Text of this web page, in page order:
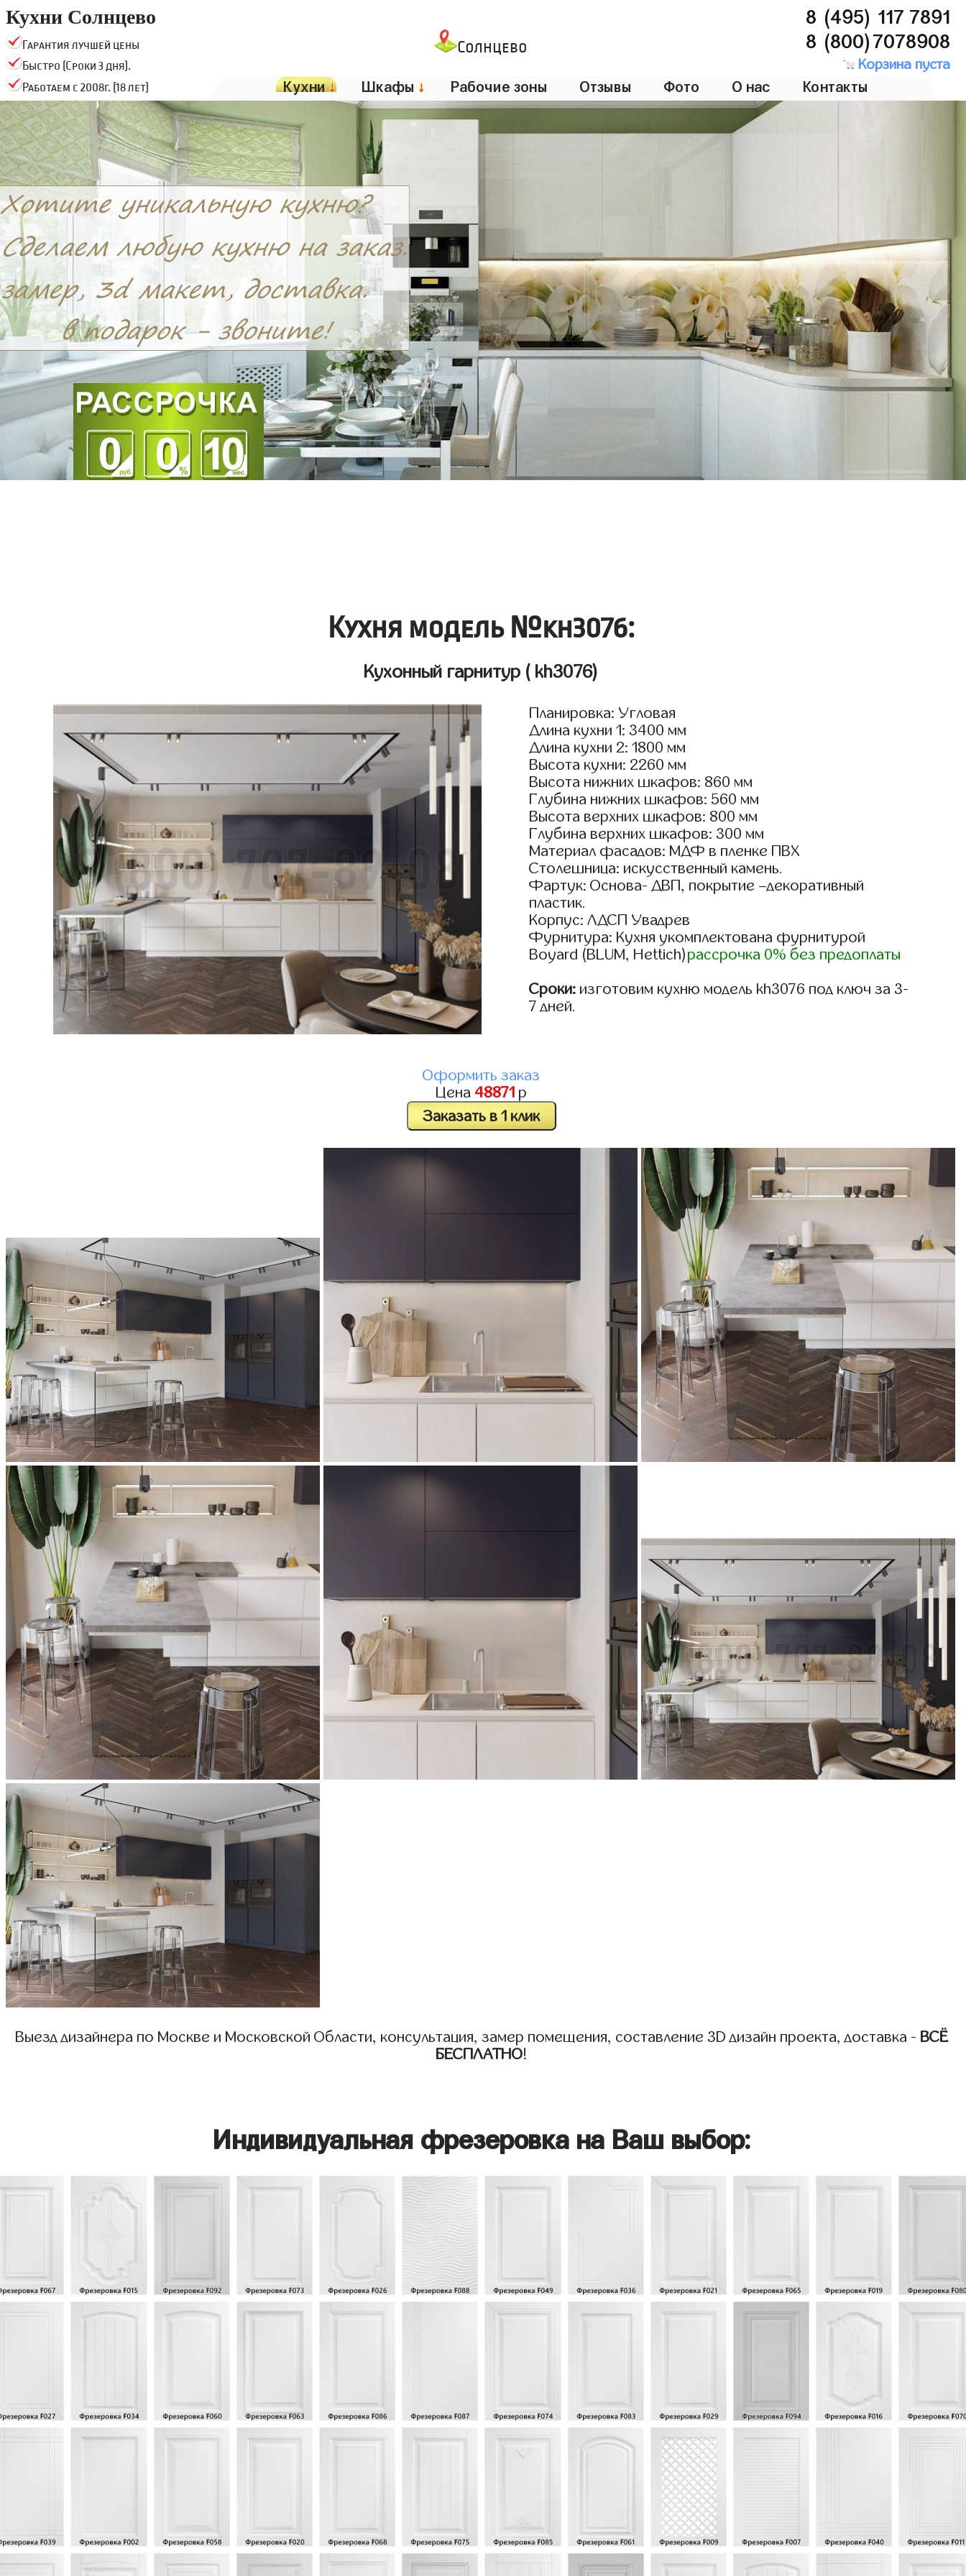
Кухни Солнцево
Гарантия лучшей цены
Быстро (Сроки 3 дня).
Работаем с 2008г. (18 лет)
Солнцево
8 (495) 117 7891
8 (800)7078908
Корзина пуста
Кухни↓ Шкафы ↓ Рабочие зоны Отзывы Фото О нас Контакты
Кухня модель №kh3076:
Кухонный гарнитур ( kh3076)
Планировка: Угловая
Длина кухни 1: 3400 мм
Длина кухни 2: 1800 мм
Высота кухни: 2260 мм
Высота нижних шкафов: 860 мм
Глубина нижних шкафов: 560 мм
Высота верхних шкафов: 800 мм
Глубина верхних шкафов: 300 мм
Материал фасадов: МДФ в пленке ПВХ
Столешница: искусственный камень.
Фартук: Основа- ДВП, покрытие –декоративный
пластик.
Корпус: ЛДСП Увадрев
Фурнитура: Кухня укомплектована фурнитурой
Boyard (BLUM, Hettich)рассрочка 0% без предоплаты
Сроки: изготовим кухню модель kh3076 под ключ за 3-
7 дней.
Оформить заказ
Цена 48871 р
Заказать в 1 клик
Выезд дизайнера по Москве и Московской Области, консультация, замер помещения, составление 3D дизайн проекта, доставка - ВСЁ
БЕСПЛАТНО!
Индивидуальная фрезеровка на Ваш выбор: